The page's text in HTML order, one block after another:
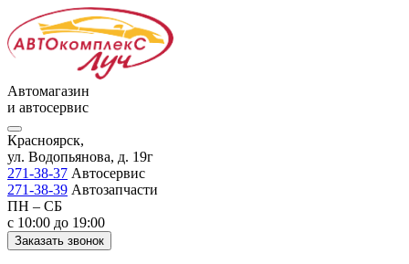
Автомагазин
и автосервис
Красноярск,
ул. Водопьянова, д. 19г
271-38-37 Автосервис
271-38-39 Автозапчасти
ПН – СБ
с 10:00 до 19:00
Заказать звонок